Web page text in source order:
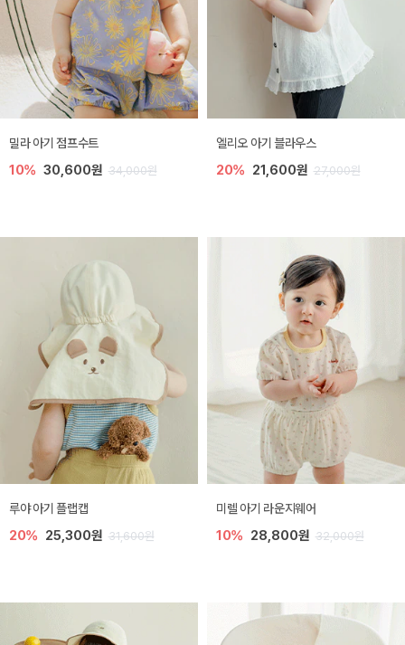
밀라 아기 점프수트
10% 30,600원 34,000원
엘리오 아기 블라우스
20% 21,600원 27,000원
루야 아기 플랩캡
20% 25,300원 31,600원
미렐 아기 라운지웨어
10% 28,800원 32,000원